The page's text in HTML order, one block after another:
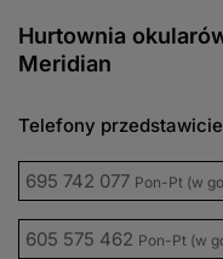
Hurtownia
Meridian
Telefony
695 742 077 Pon-Pt (w
605 575 462 Pon-Pt (w